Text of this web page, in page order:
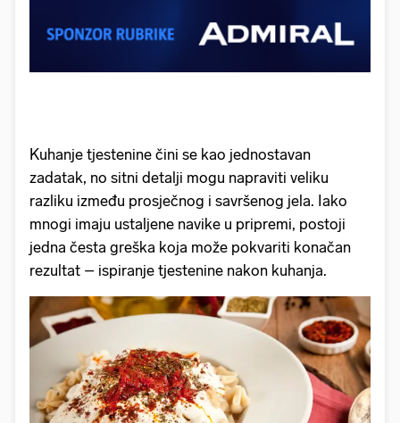
Kuhanje tjestenine čini se kao jednostavan
zadatak, no sitni detalji mogu napraviti veliku
razliku između prosječnog i savršenog jela. Iako
mnogi imaju ustaljene navike u pripremi, postoji
jedna česta greška koja može pokvariti konačan
rezultat – ispiranje tjestenine nakon kuhanja.